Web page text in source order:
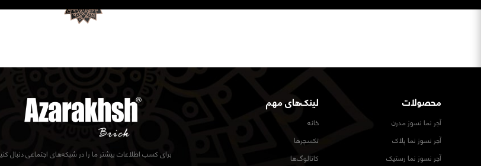
محصولات
آجر نما نسوز مدرن
آجر نسوز نما پلاک
آجر نسوز نما رستیک
لینک‌های مهم
خانه
تکسچرها
کاتالوگ‌ها
برای کسب اطلاعات بیشتر ما را در شبکه‌های اجتماعی دنبال